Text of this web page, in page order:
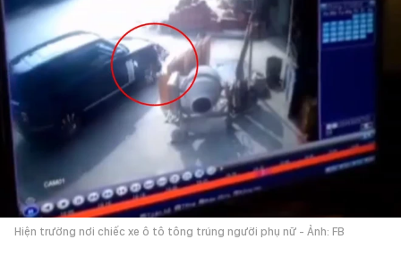
Hiện trường nơi chiếc xe ô tô tông trúng người phụ nữ - Ảnh: FB